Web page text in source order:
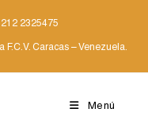
2325475
F.C.V. Caracas – Venezuela.
Menú